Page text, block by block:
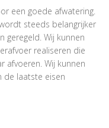
een goede afwatering.
steeds belangrijker
Wij kunnen
realiseren die
afvoeren. Wij kunnen
de laatste eisen